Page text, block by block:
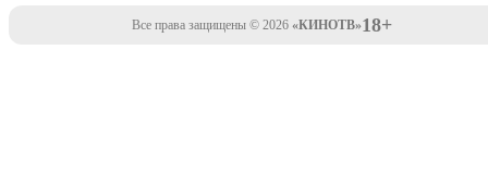
Все права защищены © 2026 «КИНОТВ»18+